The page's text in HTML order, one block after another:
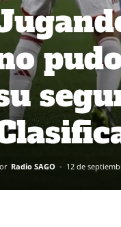
Radio SAGO - 12 de